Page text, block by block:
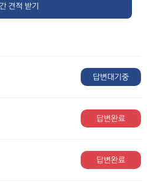
답변대기중
답변완료
답변완료